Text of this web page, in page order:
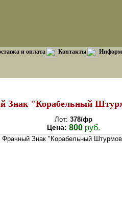
и оплата Контакты
Знак "Корабельный
Лот: 378/фр
Цена: 800 руб.